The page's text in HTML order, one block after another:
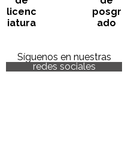
licenc
iatura
posgr
ado
Síguenos en nuestras
redes sociales